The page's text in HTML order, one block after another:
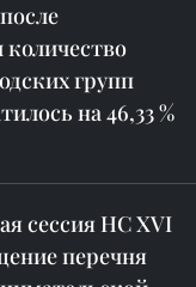
количество
групп
на 46,33 %
сессия НС XVI
перечня